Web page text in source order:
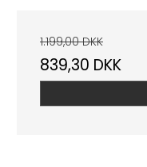
1.199,00 DKK
839,30 DKK